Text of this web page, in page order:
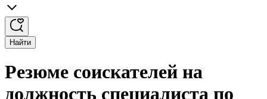
Найти
Резюме соискателей на
должность специалиста по